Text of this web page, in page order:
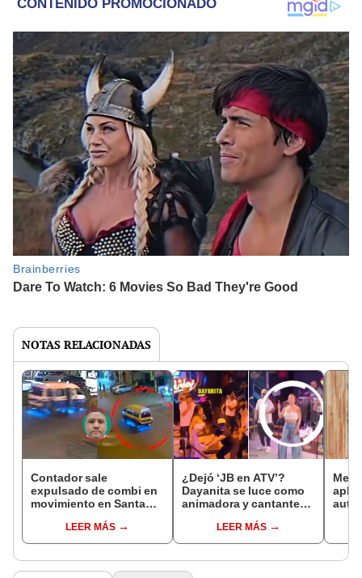
NOTAS RELACIONADAS
Contador sale
expulsado de combi en
movimiento en Santa
familiares exigen
justicia
LEER MÁS
¿Dejó ‘JB en ATV’?
Dayanita se luce como
animadora y cantante
LEER MÁS
auto